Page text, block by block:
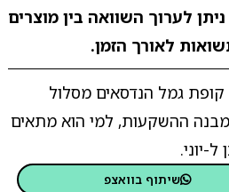
לערוך השוואה בין מוצרים
לאורך הזמן.
גמל הנדסאים מסלול
מבנה ההשקעות, למי הוא מתאים
יוני.
שיתוף בוואצפ